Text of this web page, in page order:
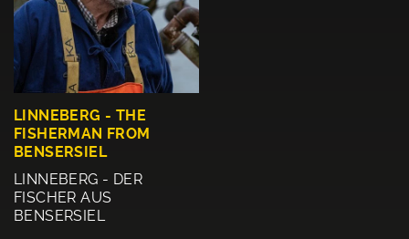
LINNEBERG - THE
FISHERMAN FROM
BENSERSIEL
LINNEBERG - DER
FISCHER AUS
BENSERSIEL